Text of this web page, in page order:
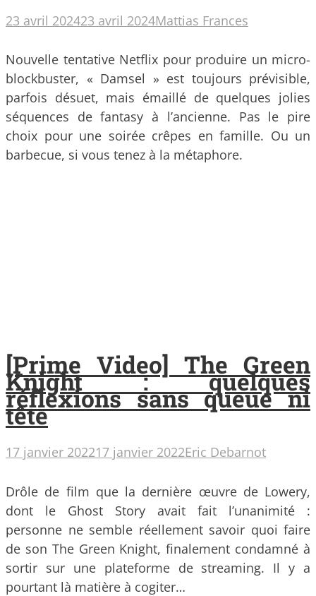
23 avril 202423 avril 2024Mattias Frances
Nouvelle tentative Netflix pour produire un micro-
blockbuster, « Damsel » est toujours prévisible,
parfois désuet, mais émaillé de quelques jolies
séquences de fantasy à l’ancienne. Pas le pire
choix pour une soirée crêpes en famille. Ou un
barbecue, si vous tenez à la métaphore.
[Prime Video] The Green
Knight : quelques
réflexions sans queue ni
tête
17 janvier 202217 janvier 2022Eric Debarnot
Drôle de film que la dernière œuvre de Lowery,
dont le Ghost Story avait fait l’unanimité :
personne ne semble réellement savoir quoi faire
de son The Green Knight, finalement condamné à
sortir sur une plateforme de streaming. Il y a
pourtant là matière à cogiter…